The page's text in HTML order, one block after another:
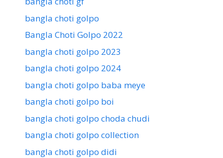
bangla choti golpo
Bangla Choti Golpo 2022
bangla choti golpo 2023
bangla choti golpo 2024
bangla choti golpo baba meye
bangla choti golpo boi
bangla choti golpo choda chudi
bangla choti golpo collection
bangla choti golpo didi